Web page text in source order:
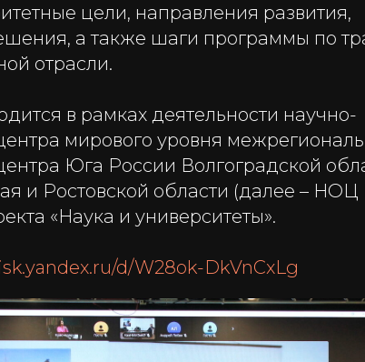
цели, направления развития,
а также шаги программы по
отрасли.
в рамках деятельности научно-
мирового уровня
Юга России Волгоградской
и Ростовской области (далее –
«Наука и университеты».
d/W28ok-DkVnCxLg